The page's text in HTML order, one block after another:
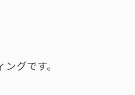
グです。